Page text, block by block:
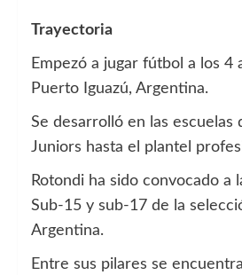
Trayectoria
Empezó a jugar fútbol a los 4
Puerto Iguazú, Argentina.
Se desarrolló en las escuelas
Juniors hasta el plantel
Rotondi ha sido convocado a
Sub-15 y sub-17 de la
Argentina.
Entre sus pilares se